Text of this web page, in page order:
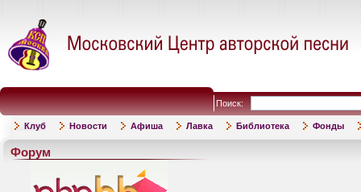
Поиск:
Клуб Новости Афиша Лавка Библиотека Фонды
Форум